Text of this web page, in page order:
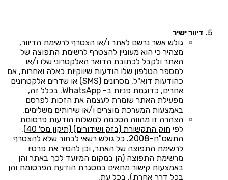
דיוור ישיר
גולש אשר נרשם לאתר ו/או הצטרף לרשימת הדיוור,
מצהיר כי הוא מעוניין להצטרף לרשימת התפוצה של
האתר ולקבל לכתובת הדואר האלקטרוני שלו ו/או
למספר הטלפון שלו הודעות שיווקיות כאלה ואחרות, אם
כהודעות דוא"ל, מסרונים (SMS) או שדרים אלקטרונים
אחרים, כדוגמת פניות ב- WhatsApp. בכלל זה,
מפעילת האתר שומרת לעצמה את הזכות לפרסם
באמצעות המערכת מוצרים ו/או שירותים משלימים.
הצהרה זו מהווה הסכמה למשלוח הודעות פרסומת
לפי
חוק התקשורת (בזק ושידורים) (תיקון מס' 40),
התשס"ח–2008
. כל גולש רשאי לבחור שלא להצטרף
לרשימת התפוצה של האתר, וכן להסיר את פרטיו
מרשימת התפוצה (הן במקום המיועד לכך באתר והן
באמצעות קישור מתאים במסגרת הודעת הפרסומת והן
בכל דרך אחרת), בכל עת.